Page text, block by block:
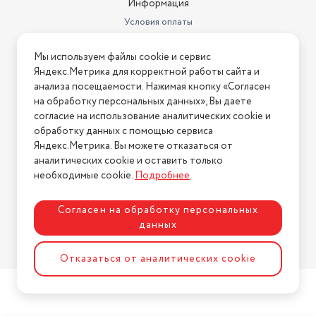
Информация
Условия оплаты
Условия возврата
Нашли ошибку на сайте? Напишите нам
2026 © Интернет-магазин "АстМаркет". У нас есть всё!
Политика конфиденциальности
Разработка сайтаASTDESIGN
Мы используем файлы cookie и сервис
Яндекс.Метрика для корректной работы сайта и
анализа посещаемости. Нажимая кнопку «Согласен
на обработку персональных данных», Вы даете
согласие на использование аналитических cookie и
обработку данных с помощью сервиса
Яндекс.Метрика. Вы можете отказаться от
аналитических cookie и оставить только
необходимые cookie.Подробнее.
Согласен на обработку персональных
данных
Отказаться от аналитических cookie